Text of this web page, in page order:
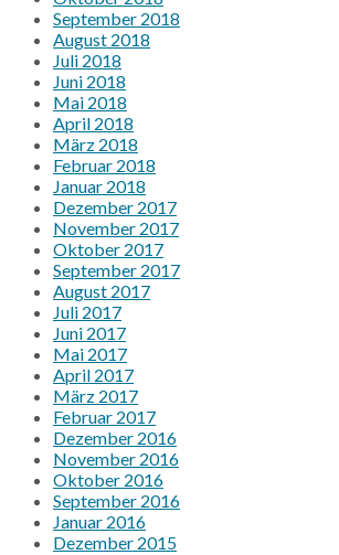
September 2018
August 2018
Juli 2018
Juni 2018
Mai 2018
April 2018
März 2018
Februar 2018
Januar 2018
Dezember 2017
November 2017
Oktober 2017
September 2017
August 2017
Juli 2017
Juni 2017
Mai 2017
April 2017
März 2017
Februar 2017
Dezember 2016
November 2016
Oktober 2016
September 2016
Januar 2016
Dezember 2015